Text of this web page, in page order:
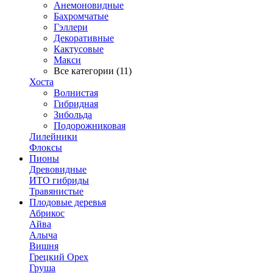
Анемоновидные
Бахромчатые
Гэллери
Декоративные
Кактусовые
Макси
Все категории (11)
Хоста
Волнистая
Гибридная
Зибольда
Подорожниковая
Лилейники
Флоксы
Пионы
Древовидные
ИТО гибриды
Травянистые
Плодовые деревья
Абрикос
Айва
Алыча
Вишня
Грецкий Орех
Груша